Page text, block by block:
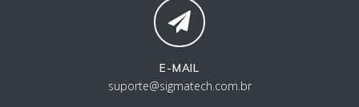
E-MAIL
suporte@sigmatech.com.br